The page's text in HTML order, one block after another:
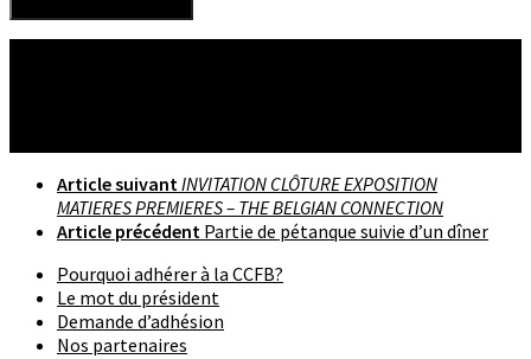
Article suivantINVITATION CLÔTURE EXPOSITION
MATIERES PREMIERES – THE BELGIAN CONNECTION
Article précédent Partie de pétanque suivie d’un dîner
Pourquoi adhérer à la CCFB?
Le mot du président
Demande d’adhésion
Nos partenaires